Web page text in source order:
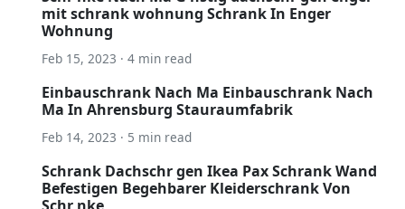
mit schrank wohnung Schrank In Enger
Wohnung
Feb 15, 2023 · 4 min read
Einbauschrank Nach Ma Einbauschrank Nach
Ma In Ahrensburg Stauraumfabrik
Feb 14, 2023 · 5 min read
Schrank Dachschr gen Ikea Pax Schrank Wand
Befestigen Begehbarer Kleiderschrank Von